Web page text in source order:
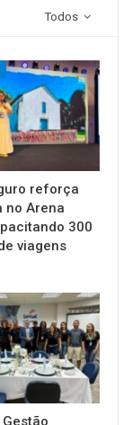
Todos
reforça
no Arena
300
viagens